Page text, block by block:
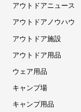
アウトドアニュース
アウトドアノウハウ
アウトドア施設
アウトドア用品
ウェア用品
キャンプ場
キャンプ用品